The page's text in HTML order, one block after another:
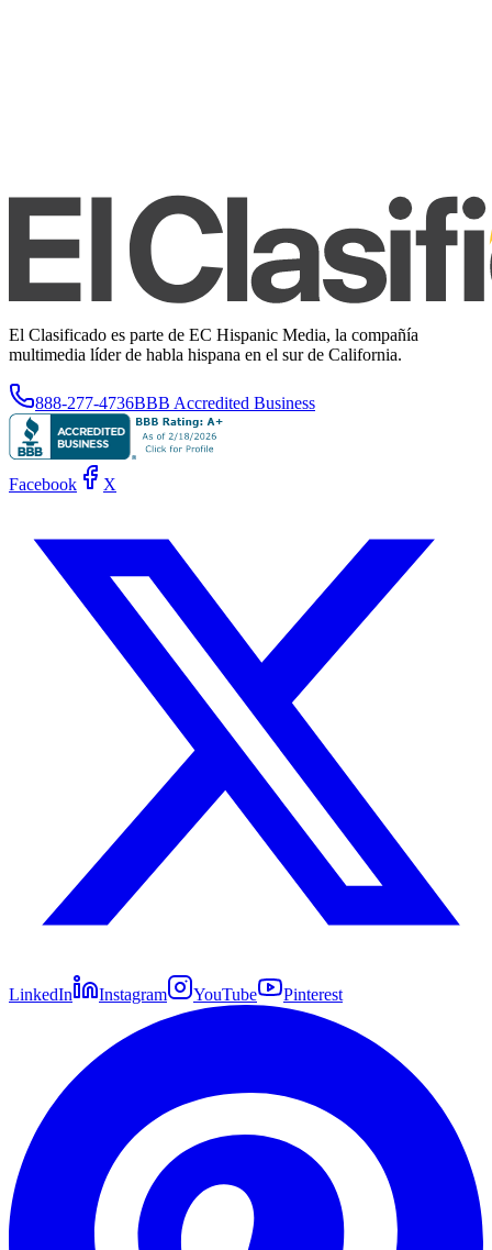
El Clasificado es parte de EC Hispanic Media, la compañía
multimedia líder de habla hispana en el sur de California.
888-277-4736BBB Accredited Business
Facebook X
LinkedIn Instagram YouTube Pinterest